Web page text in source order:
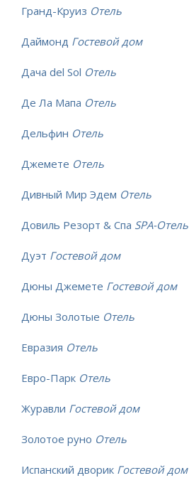
Гранд-Круиз Отель
Даймонд Гостевой дом
Дача del Sol Отель
Де Ла Мапа Отель
Дельфин Отель
Джемете Отель
Дивный Мир Эдем Отель
Довиль Резорт & Спа SPA-Отель
Дуэт Гостевой дом
Дюны Джемете Гостевой дом
Дюны Золотые Отель
Евразия Отель
Евро-Парк Отель
Журавли Гостевой дом
Золотое руно Отель
Испанский дворик Гостевой дом